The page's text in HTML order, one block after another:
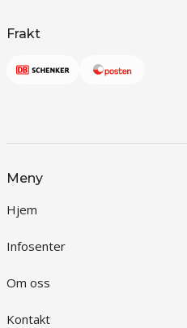
Frakt
Meny
Hjem
Infosenter
Om oss
Kontakt